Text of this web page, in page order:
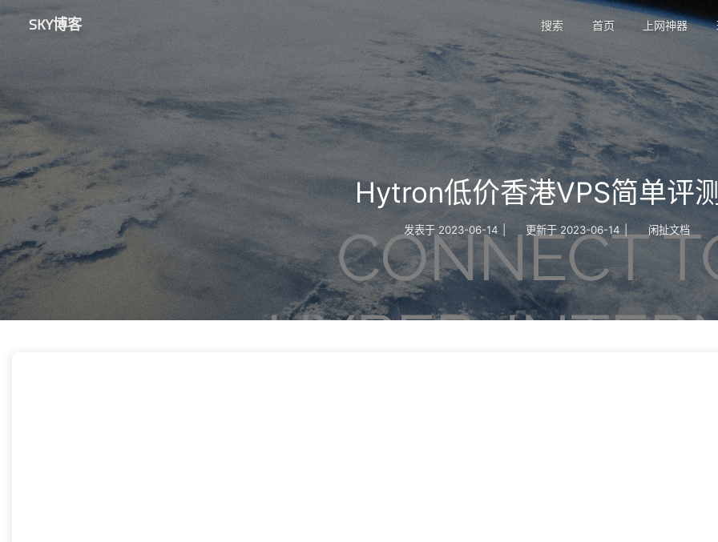
SKY博客 搜索 首页 上网神器
Hytron低价香港VPS简单评
发表于 2023-06-14 更新于 2023-06-14 闲扯文档